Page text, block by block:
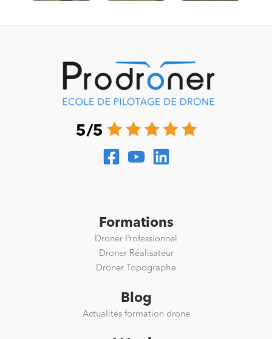
Formations
Droner Professionnel
Droner Réalisateur
Droner Topographe
Blog
Actualités formation drone